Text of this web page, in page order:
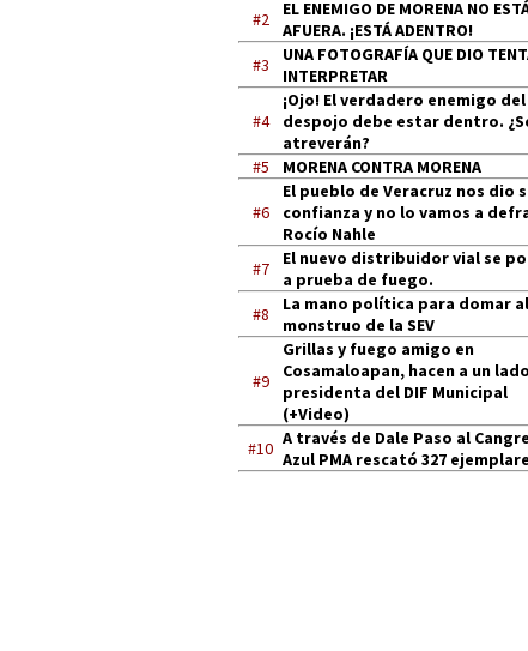
#2
EL ENEMIGO DE MORENA NO
AFUERA. ¡ESTÁ ADENTRO!
#3
UNA FOTOGRAFÍA QUE DIO
INTERPRETAR
#4
¡Ojo! El verdadero enemigo del
despojo debe estar dentro.
atreverán?
#5
MORENA CONTRA MORENA
#6
El pueblo de Veracruz nos dio
confianza y no lo vamos a
Rocío Nahle
#7
El nuevo distribuidor vial se
a prueba de fuego.
#8
La mano política para domar al
monstruo de la SEV
#9
Grillas y fuego amigo en
Cosamaloapan, hacen a un
presidenta del DIF Municipal
(+Video)
#10 A través de Dale Paso al
Azul PMA rescató 327